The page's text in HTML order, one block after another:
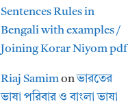
Sentences Rules in
Bengali with examples /
Joining Korar Niyom pdf
Riaj Samimonভারতের
ভাষা পরিবার ও বাংলা ভাষা